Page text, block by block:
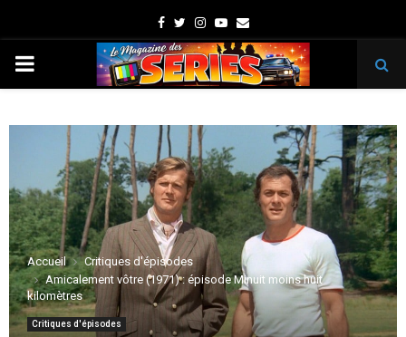
Facebook
TwitterInstagram
Youtube
Email
PRIMARY
Accueil
Critiques d'épisodes
Amicalement vôtre (1971) : épisode Minuit moins huit
kilomètres
Critiques d'épisodes